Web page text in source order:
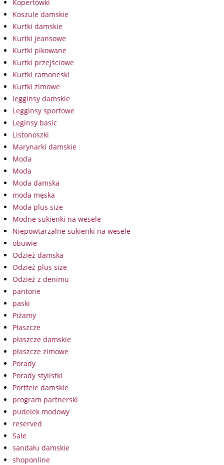
Kopertówki
Koszule damskie
Kurtki damskie
Kurtki jeansowe
Kurtki pikowane
Kurtki przejściowe
Kurtki ramoneski
Kurtki zimowe
legginsy damskie
Legginsy sportowe
Leginsy basic
Listonoszki
Marynarki damskie
Moda
Moda
Moda damska
moda męska
Moda plus size
Modne sukienki na wesele
Niepowtarzalne sukienki na wesele
obuwie
Odzież damska
Odzież plus size
Odzież z denimu
pantone
paski
Piżamy
Płaszcze
płaszcze damskie
płaszcze zimowe
Porady
Porady stylistki
Portfele damskie
program partnerski
pudelek modowy
reserved
Sale
sandału damskie
shoponline